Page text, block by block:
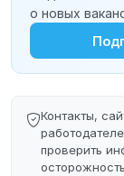
о новых
Контакты,
проверить